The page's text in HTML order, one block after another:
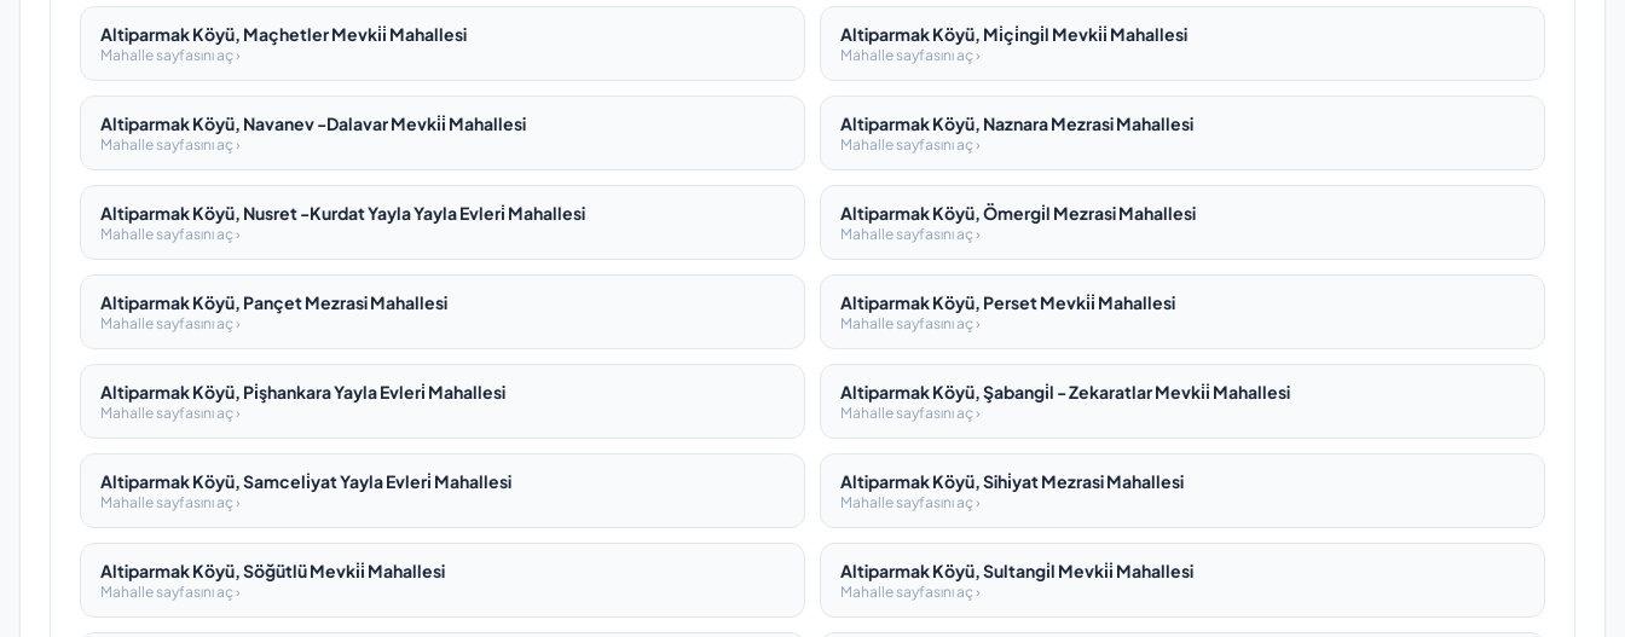
Altiparmak Köyü, Maçhetler Mevki̇i̇ Mahallesi
Mahalle sayfasını aç ›
Altiparmak Köyü, Mi̇çi̇ngi̇l Mevki̇i̇ Mahallesi
Mahalle sayfasını aç ›
Altiparmak Köyü, Navanev -Dalavar Mevki̇i̇ Mahallesi
Mahalle sayfasını aç ›
Altiparmak Köyü, Naznara Mezrasi Mahallesi
Mahalle sayfasını aç ›
Altiparmak Köyü, Nusret -Kurdat Yayla Yayla Evleri̇ Mahallesi
Mahalle sayfasını aç ›
Altiparmak Köyü, Ömergi̇l Mezrasi Mahallesi
Mahalle sayfasını aç ›
Altiparmak Köyü, Pançet Mezrasi Mahallesi
Mahalle sayfasını aç ›
Altiparmak Köyü, Perset Mevki̇i̇ Mahallesi
Mahalle sayfasını aç ›
Altiparmak Köyü, Pi̇şhankara Yayla Evleri̇ Mahallesi
Mahalle sayfasını aç ›
Altiparmak Köyü, Şabangi̇l - Zekaratlar Mevki̇i̇ Mahallesi
Mahalle sayfasını aç ›
Altiparmak Köyü, Samceli̇yat Yayla Evleri̇ Mahallesi
Mahalle sayfasını aç ›
Altiparmak Köyü, Sihi̇yat Mezrasi Mahallesi
Mahalle sayfasını aç ›
Altiparmak Köyü, Söğütlü Mevki̇i̇ Mahallesi
Mahalle sayfasını aç ›
Altiparmak Köyü, Sultangi̇l Mevki̇i̇ Mahallesi
Mahalle sayfasını aç ›